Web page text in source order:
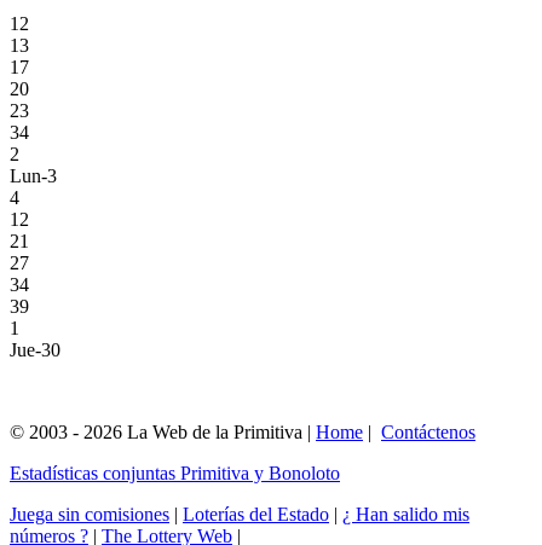
12
13
17
20
23
34
2
Lun-3
4
12
21
27
34
39
1
Jue-30
© 2003 - 2026 La Web de la Primitiva | Home | Contáctenos
Estadísticas conjuntas Primitiva y Bonoloto
Juega sin comisiones | Loterías del Estado | ¿ Han salido mis
números ? | The Lottery Web |